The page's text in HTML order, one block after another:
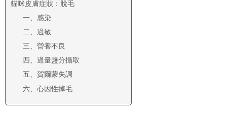
貓咪皮膚症狀：脫毛
一、感染
二、過敏
三、營養不良
四、過量鹽分攝取
五、賀爾蒙失調
六、心因性掉毛